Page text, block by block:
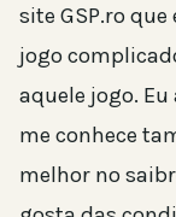
site GSP.ro
jogo
aquele jogo.
me conhece
melhor no